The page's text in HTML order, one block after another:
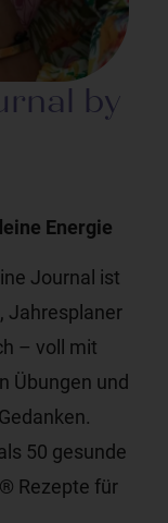
by
Energie
Journal ist
Jahresplaner
– voll mit
Übungen und
50 gesunde
Rezepte für